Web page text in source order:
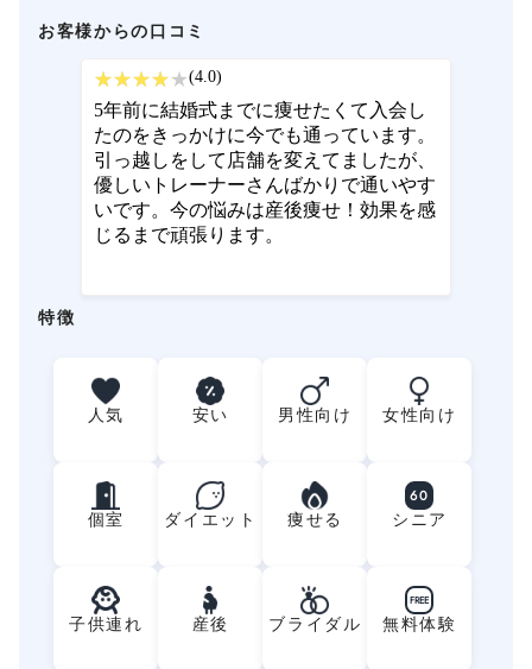
お客様からの口コミ
(4.0)
5年前に結婚式までに痩せたくて入会し
たのをきっかけに今でも通っています。
引っ越しをして店舗を変えてましたが、
優しいトレーナーさんばかりで通いやす
いです。今の悩みは産後痩せ！効果を感
じるまで頑張ります。
特徴
人気 安い 男性向け 女性向け
個室 ダイエット 痩せる
60
シニア
子供連れ 産後 ブライダル
FREE
無料体験